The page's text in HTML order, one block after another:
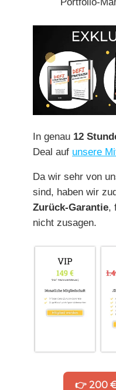
Portfolio-
In genau 12
Deal auf unsere
Da wir sehr von
sind, haben wir
Zurück-Garantie,
nicht zusagen.
👉 200